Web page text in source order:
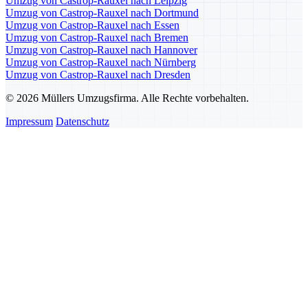
Umzug von Castrop-Rauxel nach Dortmund
Umzug von Castrop-Rauxel nach Essen
Umzug von Castrop-Rauxel nach Bremen
Umzug von Castrop-Rauxel nach Hannover
Umzug von Castrop-Rauxel nach Nürnberg
Umzug von Castrop-Rauxel nach Dresden
© 2026 Müllers Umzugsfirma. Alle Rechte vorbehalten.
Impressum Datenschutz